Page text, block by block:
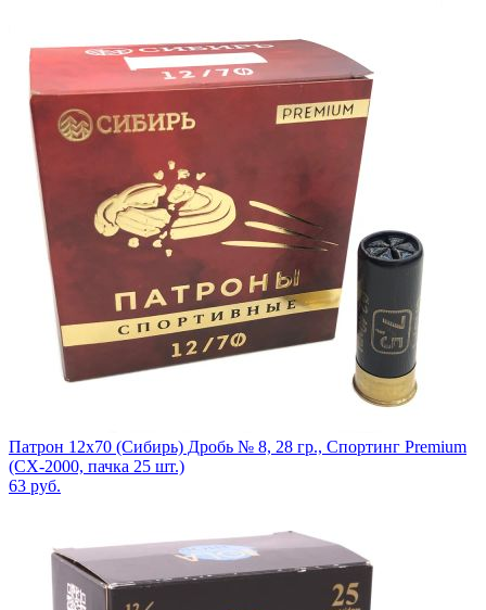
Патрон 12x70 (Сибирь) Дробь № 8, 28 гр., Спортинг Premium
(СХ-2000, пачка 25 шт.)
63 руб.